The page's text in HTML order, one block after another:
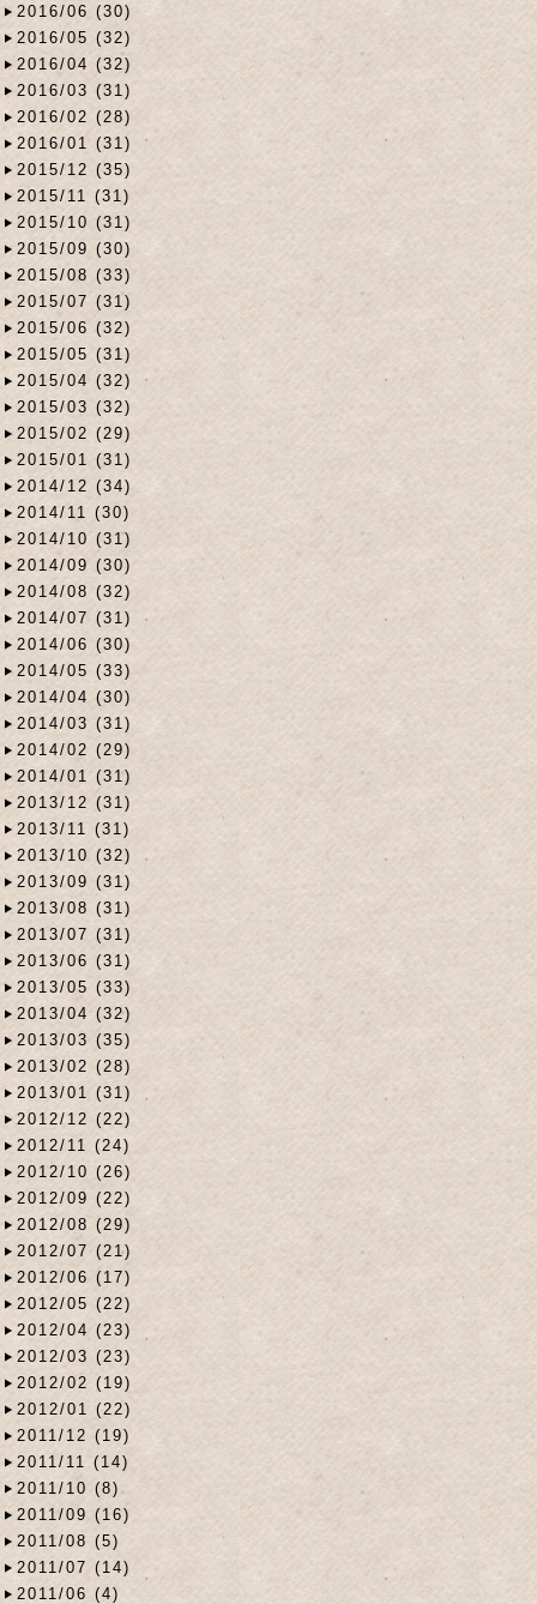
2016/06 (30)
2016/05 (32)
2016/04 (32)
2016/03 (31)
2016/02 (28)
2016/01 (31)
2015/12 (35)
2015/11 (31)
2015/10 (31)
2015/09 (30)
2015/08 (33)
2015/07 (31)
2015/06 (32)
2015/05 (31)
2015/04 (32)
2015/03 (32)
2015/02 (29)
2015/01 (31)
2014/12 (34)
2014/11 (30)
2014/10 (31)
2014/09 (30)
2014/08 (32)
2014/07 (31)
2014/06 (30)
2014/05 (33)
2014/04 (30)
2014/03 (31)
2014/02 (29)
2014/01 (31)
2013/12 (31)
2013/11 (31)
2013/10 (32)
2013/09 (31)
2013/08 (31)
2013/07 (31)
2013/06 (31)
2013/05 (33)
2013/04 (32)
2013/03 (35)
2013/02 (28)
2013/01 (31)
2012/12 (22)
2012/11 (24)
2012/10 (26)
2012/09 (22)
2012/08 (29)
2012/07 (21)
2012/06 (17)
2012/05 (22)
2012/04 (23)
2012/03 (23)
2012/02 (19)
2012/01 (22)
2011/12 (19)
2011/11 (14)
2011/10 (8)
2011/09 (16)
2011/08 (5)
2011/07 (14)
2011/06 (4)